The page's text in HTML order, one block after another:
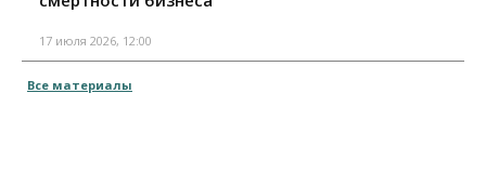
17 июля 2026, 12:00
Все материалы